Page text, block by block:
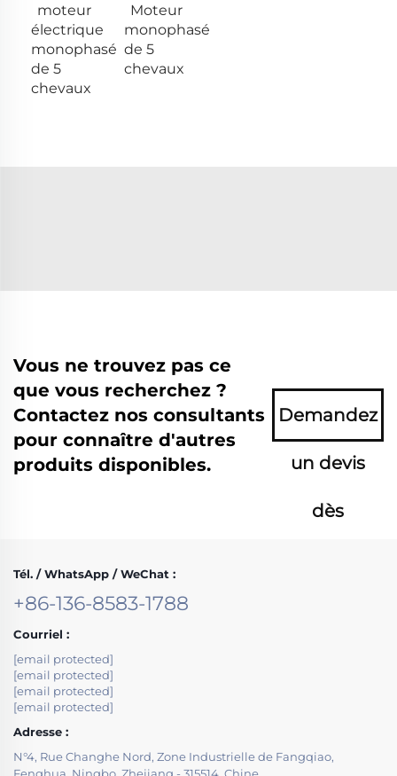
moteur
électrique
monophasé
de 5
chevaux
Moteur
monophasé
de 5
chevaux
Vous ne trouvez pas ce
que vous recherchez ?
Contactez nos consultants
pour connaître d'autres
produits disponibles.
Demandez
un devis
dès
Tél. / WhatsApp / WeChat :
+86-136-8583-1788
Courriel :
[email protected]
[email protected]
[email protected]
[email protected]
Adresse :
N°4, Rue Changhe Nord, Zone Industrielle de Fangqiao,